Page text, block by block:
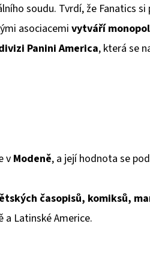
soudu. Tvrdí, že Fanatics
asociacemi vytváří
Panini America, která se
v Modeně, a její hodnota se
časopisů, komiksů,
a Latinské Americe.